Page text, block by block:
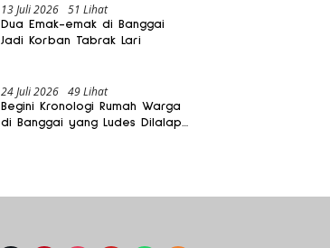
13 Juli 2026 51 Lihat
Dua Emak-emak di Banggai
Jadi Korban Tabrak Lari
24 Juli 2026 49 Lihat
Begini Kronologi Rumah Warga
di Banggai yang Ludes Dilalap